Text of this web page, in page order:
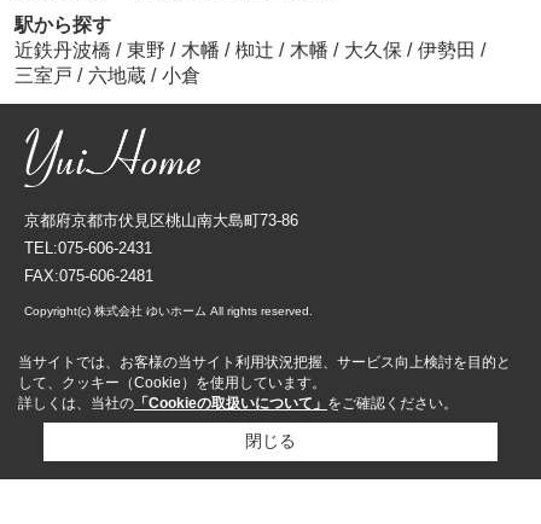
駅から探す
近鉄丹波橋 / 東野 / 木幡 / 椥辻 / 木幡 / 大久保 / 伊勢田 /
三室戸 / 六地蔵 / 小倉
京都府京都市伏見区桃山南大島町73-86
TEL:075-606-2431
FAX:075-606-2481
Copyright(c) 株式会社 ゆいホーム All rights reserved.
当サイトでは、お客様の当サイト利用状況把握、サービス向上検討を目的と
して、クッキー（Cookie）を使用しています。
詳しくは、当社の 「Cookieの取扱いについて」 をご確認ください。
閉じる